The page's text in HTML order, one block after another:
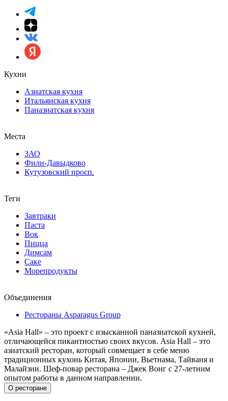
Кухни
Азиатская кухня
Итальянская кухня
Паназиатская кухня
Места
ЗАО
Фили-Давыдково
Кутузовский просп.
Теги
Завтраки
Паста
Вок
Пицца
Димсам
Саке
Морепродукты
Объединения
Рестораны Asparagus Group
«Asia Hall» – это проект с изысканной паназиатской кухней,
отличающейся пикантностью своих вкусов. Asia Hall – это
азиатский ресторан, который совмещает в себе меню
традиционных кухонь Китая, Японии, Вьетнама, Тайваня и
Малайзии. Шеф-повар ресторана – Джек Вонг с 27-летним
опытом работы в данном направлении.
О ресторане